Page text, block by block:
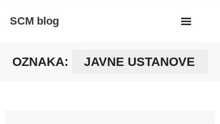
SCM blog
OZNAKA: JAVNE USTANOVE